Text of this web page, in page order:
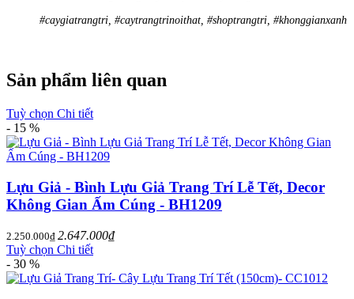
#caygiatrangtri, #caytrangtrinoithat, #shoptrangtri, #khonggianxanh
Sản phẩm liên quan
Tuỳ chọn Chi tiết
- 15 %
Lựu Giả - Bình Lựu Giả Trang Trí Lễ Tết, Decor
Không Gian Ấm Cúng - BH1209
2.250.000₫ 2.647.000₫
Tuỳ chọn Chi tiết
- 30 %